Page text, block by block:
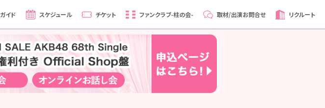
イド スケジュール チケット ファンクラブ-柱の会- 取材/出演お問合せ リクルート